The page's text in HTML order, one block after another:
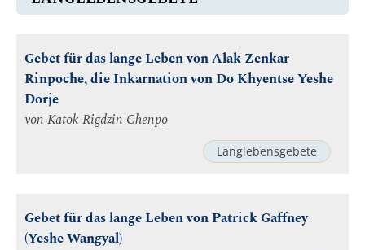
Gebet für das lange Leben von Alak Zenkar
Rinpoche, die Inkarnation von Do Khyentse Yeshe
Dorje
von Katok Rigdzin Chenpo
Langlebensgebete
Gebet für das lange Leben von Patrick Gaffney
(Yeshe Wangyal)